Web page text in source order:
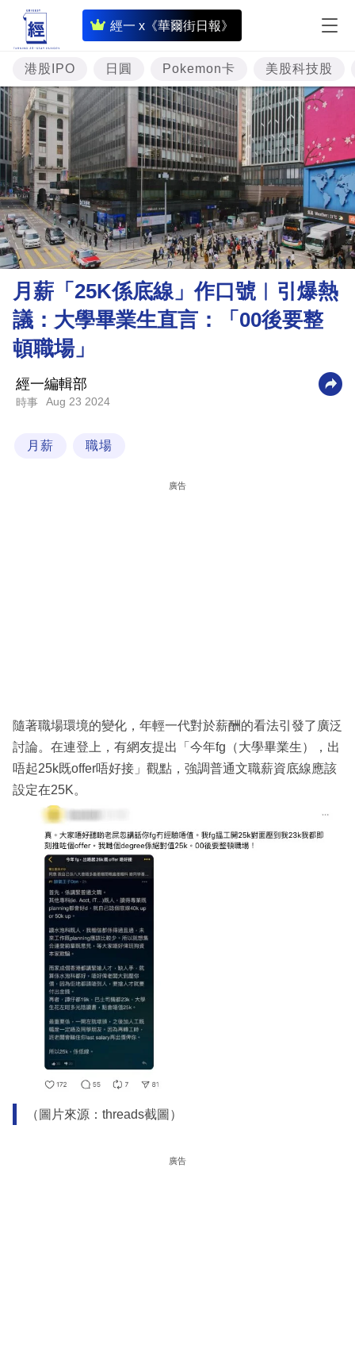
經一 x《華爾街日報》
即
時
財
經
專
題
投
資
樓
市
理
財
商
技
場
港股IPO 日圓 Pokemon卡 美股科技股
月薪「25K係底線」作口號︳引爆熱
議：大學畢業生直言：「00後要整
頓職場」
經一編輯部
時事 Aug 23 2024
月薪 職場
廣告
隨著職場環境的變化，年輕一代對於薪酬的看法引發了廣泛
討論。在連登上，有網友提出「今年fg（大學畢業生），出
唔起25k既offer唔好接」觀點，強調普通文職薪資底線應該
設定在25K。
（圖片來源：threads截圖）
廣告